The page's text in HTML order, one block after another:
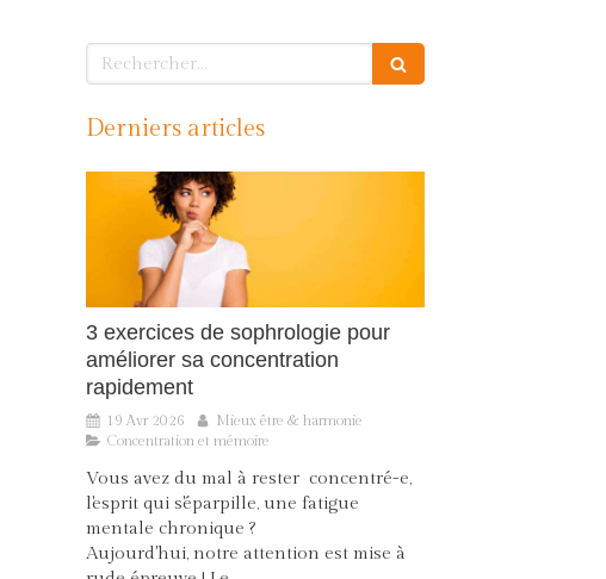
Rechercher
Derniers articles
3 exercices de sophrologie pour
améliorer sa concentration
rapidement
19 Avr 2026
Mieux être & harmonie
Concentration et mémoire
Vous avez du mal à rester concentré-e,
l'esprit qui s'éparpille, une fatigue
mentale chronique ?
Aujourd'hui, notre attention est mise à